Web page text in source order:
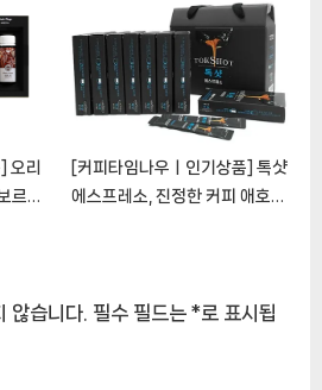
스틱 [CoffeeTimeNOWㅣ추
천상품]
오리
르딘
상
[커피타임나우ㅣ인기상품] 톡샷
에스프레소, 진정한 커피 애호가
않습니다. 필수 필드는 *로 표시됩